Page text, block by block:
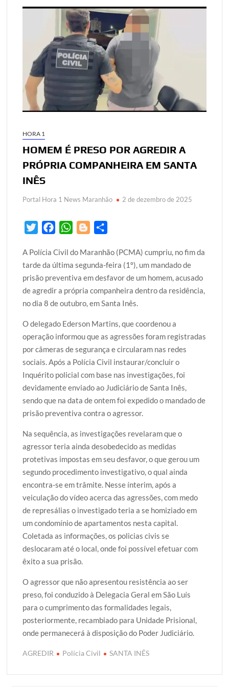
HORA 1
HOMEM É PRESO POR AGREDIR A
PRÓPRIA COMPANHEIRA EM SANTA
INÊS
Portal Hora 1 News Maranhão 2 de dezembro de 2025
i
t
t
e
r
c
e
b
o
o
k
W
a
t
s
A
p
o
g
g
e
r
a
r
e
A Polícia Civil do Maranhão (PCMA) cumpriu, no fim da
tarde da última segunda-feira (1º), um mandado de
prisão preventiva em desfavor de um homem, acusado
de agredir a própria companheira dentro da residência,
no dia 8 de outubro, em Santa Inês.
O delegado Ederson Martins, que coordenou a
operação informou que as agressões foram registradas
por câmeras de segurança e circularam nas redes
sociais. Após a Polícia Civil instaurar/concluir o
Inquérito policial com base nas investigações, foi
devidamente enviado ao Judiciário de Santa Inês,
sendo que na data de ontem foi expedido o mandado de
prisão preventiva contra o agressor.
Na sequência, as investigações revelaram que o
agressor teria ainda desobedecido as medidas
protetivas impostas em seu desfavor, o que gerou um
segundo procedimento investigativo, o qual ainda
encontra-se em trâmite. Nesse ínterim, após a
veiculação do vídeo acerca das agressões, com medo
de represálias o investigado teria a se homiziado em
um condomínio de apartamentos nesta capital.
Coletada as informações, os policias civis se
deslocaram até o local, onde foi possível efetuar com
êxito a sua prisão.
O agressor que não apresentou resistência ao ser
preso, foi conduzido à Delegacia Geral em São Luís
para o cumprimento das formalidades legais,
posteriormente, recambiado para Unidade Prisional,
onde permanecerá à disposição do Poder Judiciário.
AGREDIR Polícia Civil SANTA INÊS